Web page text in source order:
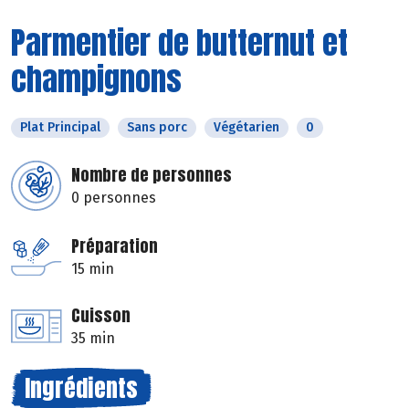
Parmentier de butternut et
champignons
Plat Principal Sans porc Végétarien 0
Nombre de personnes
0 personnes
Préparation
15 min
Cuisson
35 min
Ingrédients